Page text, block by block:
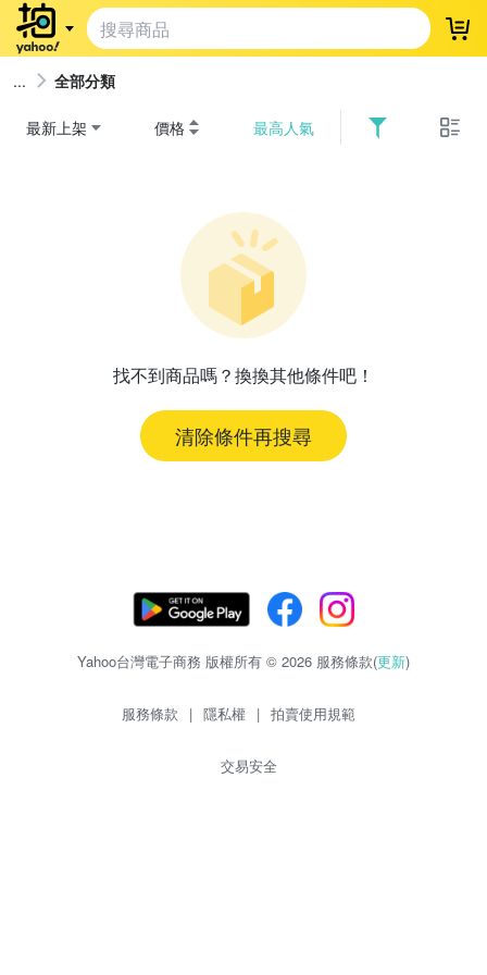
登
全部分類
最新上架 價格 最高人氣
找不到商品嗎？換換其他條件吧！
清除條件再搜尋
Yahoo台灣電子商務 版權所有 © 2026 服務條款(更新)
服務條款 | 隱私權 | 拍賣使用規範
交易安全